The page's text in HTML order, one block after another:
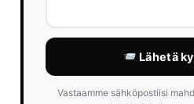
Lähetä
Vastaamme sähköpostiisi